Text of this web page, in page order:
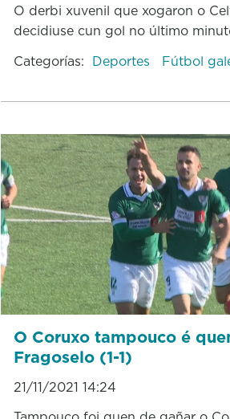
O derbi xuvenil que xogaron o
decidiuse cun gol no último
Categorías: Deportes Fútbol
O Coruxo tampouco é
Fragoselo (1-1)
21/11/2021 14:24